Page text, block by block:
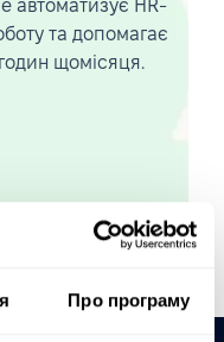
Про програму
автоматизує HR-
та допомагає
щомісяця.